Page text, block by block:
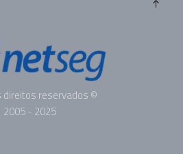
direitos reservados ©
2005 - 2025